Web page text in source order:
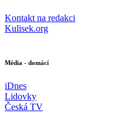
Kontakt na redakci
Kulisek.org
Média - domácí
iDnes
Lidovky
Česká TV